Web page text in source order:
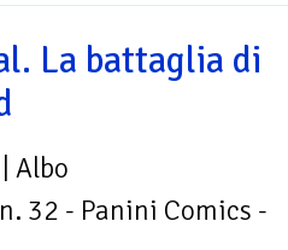
La battaglia di
| Albo
n. 32 - Panini Comics -